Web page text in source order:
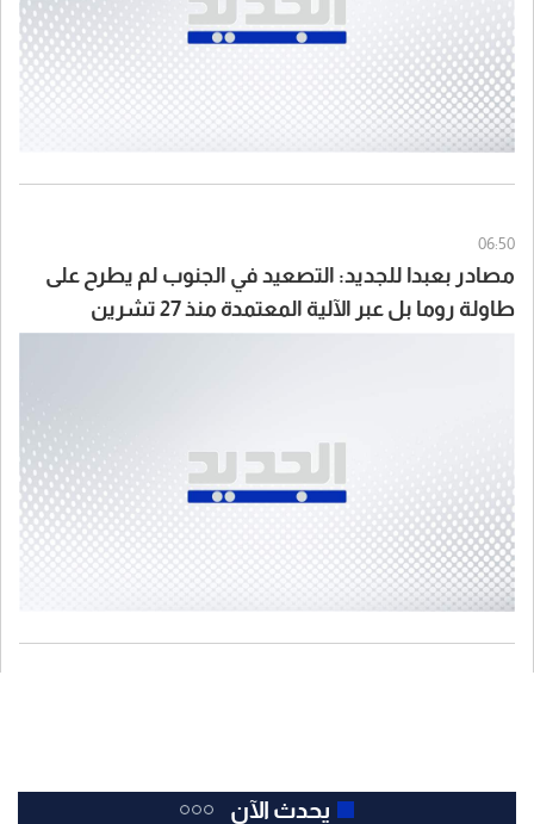
06:50
مصادر بعبدا للجديد: التصعيد في الجنوب لم يطرح على
طاولة روما بل عبر الآلية المعتمدة منذ 27 تشرين
يحدث الآن